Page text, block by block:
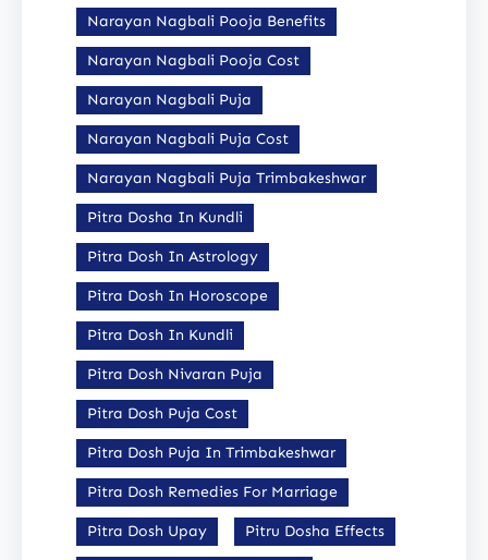
Narayan Nagbali Pooja Benefits
Narayan Nagbali Pooja Cost
Narayan Nagbali Puja
Narayan Nagbali Puja Cost
Narayan Nagbali Puja Trimbakeshwar
Pitra Dosha In Kundli
Pitra Dosh In Astrology
Pitra Dosh In Horoscope
Pitra Dosh In Kundli
Pitra Dosh Nivaran Puja
Pitra Dosh Puja Cost
Pitra Dosh Puja In Trimbakeshwar
Pitra Dosh Remedies For Marriage
Pitra Dosh Upay Pitru Dosha Effects